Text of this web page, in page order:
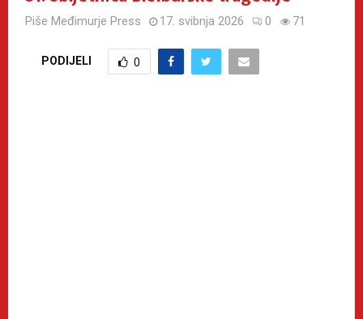
Piše Međimurje Press 17. svibnja 2026 0 71
PODIJELI 0